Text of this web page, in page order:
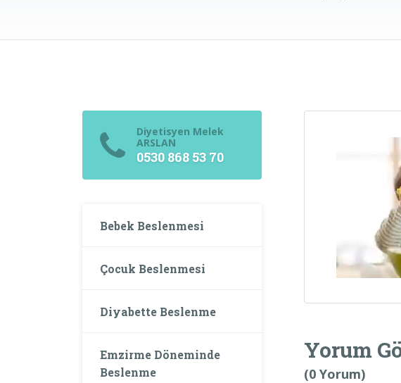
Yorum
(0 Yorum)
Diyetisyen Melek
ARSLAN
0530 868 53 70
Bebek Beslenmesi
Çocuk Beslenmesi
Diyabette Beslenme
Emzirme Döneminde
Beslenme